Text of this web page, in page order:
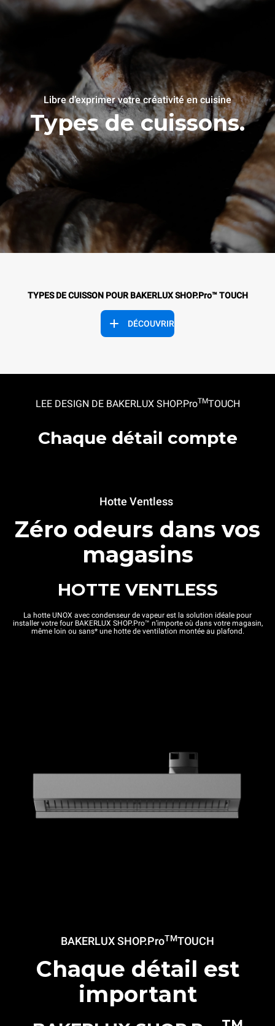
Libre d’exprimer votre créativité en cuisine
Types de cuissons.
TYPES DE CUISSON POUR BAKERLUX SHOP.Pro™ TOUCH
DÉCOUVRIR
LEE DESIGN DE BAKERLUX SHOP.ProTMTOUCH
Chaque détail compte
Hotte Ventless
Zéro odeurs dans vos
magasins
HOTTE VENTLESS
La hotte UNOX avec condenseur de vapeur est la solution idéale pour
installer votre four BAKERLUX SHOP.Pro™ n’importe où dans votre magasin,
même loin ou sans* une hotte de ventilation montée au plafond.
BAKERLUX SHOP.ProTMTOUCH
Chaque détail est
important